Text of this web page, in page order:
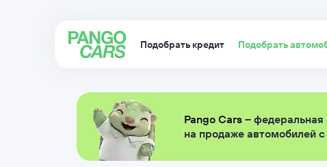
Подобрать кредит Подобрать
Pango Cars –
на продаже автомобилей